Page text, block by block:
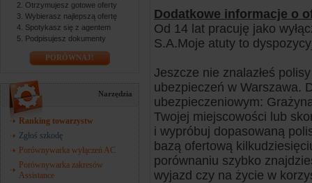
Otrzymujesz gotowe oferty
Wybierasz najlepszą ofertę
Spotykasz się z agentem
Podpisujesz dokumenty
PORÓWNAJ!
Narzędzia
Ranking towarzystw
Zgłoś szkodę
Porównywarka wyłączeń AC
Porównywarka zakresów
Assistance
Dodatkowe informacje o
Od 14 lat pracuję jako
S.A.Moje atuty to
Jeszcze nie znalazłeś
ubezpieczeń w Warszawa.
ubezpieczeniowym:
Twojej miejscowości lub
i wypróbuj dopasowaną
bazą ofertową
porównaniu szybko
wyjazd czy na życie w